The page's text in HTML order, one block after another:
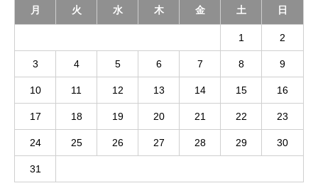
月
火 水 木 金 土 日
1 2
3 4 5 6 7 8 9
10 11 12 13 14 15 16
17 18 19 20 21 22 23
24 25 26 27 28 29 30
31